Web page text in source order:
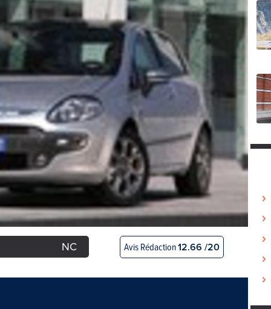
NC Avis Rédaction12.66 /20